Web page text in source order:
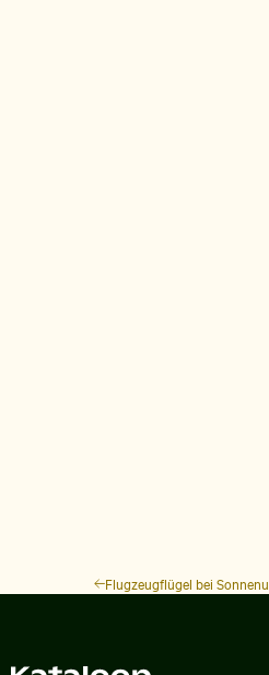
Flugzeugflügel bei